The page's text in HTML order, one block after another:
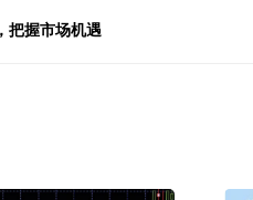
把握市场机遇